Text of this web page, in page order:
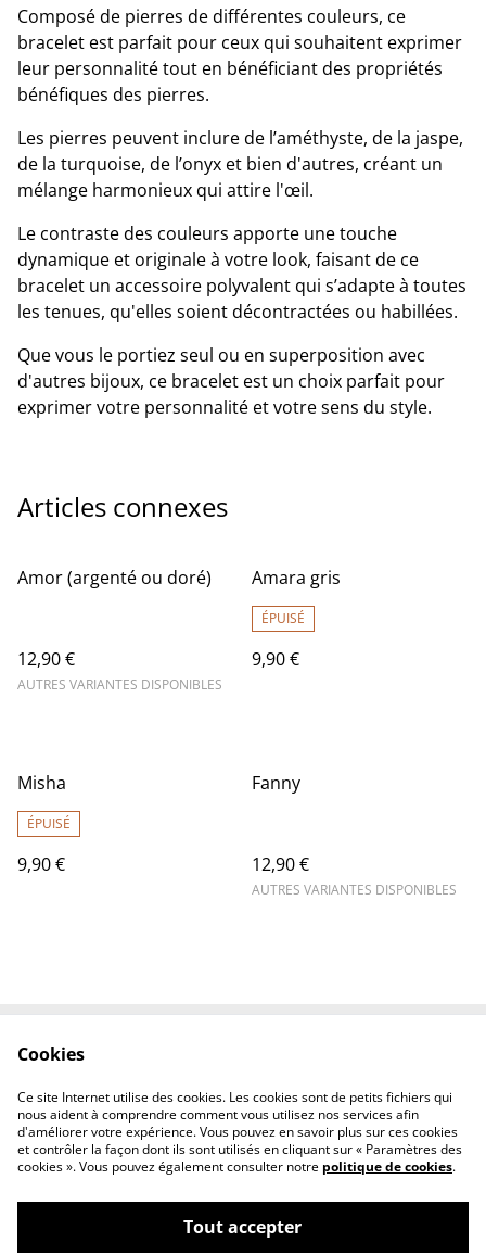
Composé de pierres de différentes couleurs, ce
bracelet est parfait pour ceux qui souhaitent exprimer
leur personnalité tout en bénéficiant des propriétés
bénéfiques des pierres.
Les pierres peuvent inclure de l’améthyste, de la jaspe,
de la turquoise, de l’onyx et bien d'autres, créant un
mélange harmonieux qui attire l'œil.
Le contraste des couleurs apporte une touche
dynamique et originale à votre look, faisant de ce
bracelet un accessoire polyvalent qui s’adapte à toutes
les tenues, qu'elles soient décontractées ou habillées.
Que vous le portiez seul ou en superposition avec
d'autres bijoux, ce bracelet est un choix parfait pour
exprimer votre personnalité et votre sens du style.
Articles connexes
Amor (argenté ou doré)
12,90 €
AUTRES VARIANTES DISPONIBLES
Amara gris
ÉPUISÉ
9,90 €
Misha
ÉPUISÉ
9,90 €
Fanny
12,90 €
AUTRES VARIANTES DISPONIBLES
Politique de
confidentialité
Politique de cookies
Cookies
Ce site Internet utilise des cookies. Les cookies sont de petits fichiers qui
nous aident à comprendre comment vous utilisez nos services afin
d'améliorer votre expérience. Vous pouvez en savoir plus sur ces cookies
et contrôler la façon dont ils sont utilisés en cliquant sur « Paramètres des
cookies ». Vous pouvez également consulter notre politique de cookies.
Tout accepter